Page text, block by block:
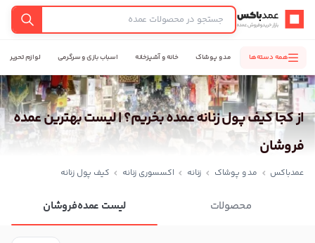
عمدباکس — بازگشت به صفحه اصلی
جستجو
همه دسته‌ها مد و پوشاک خانه و آشپزخانه اسباب بازی و سرگرمی لوازم تحریر
از کجا کیف پول زنانه عمده بخریم؟ | لیست بهترین عمده
فروشان
عمدباکس مد و پوشاک زنانه اکسسوری زنانه کیف پول زنانه
محصولات لیست عمده‌فروشان